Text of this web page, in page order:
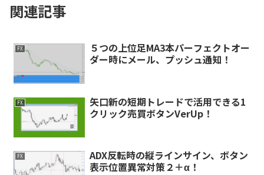
関連記事
FX
５つの上位足MA3本パーフェクトオー
ダー時にメール、プッシュ通知！
FX
矢口新の短期トレードで活用できる1
クリック売買ボタンVerUp！
FX
ADX反転時の縦ラインサイン、ボタン
表示位置異常対策２＋α！